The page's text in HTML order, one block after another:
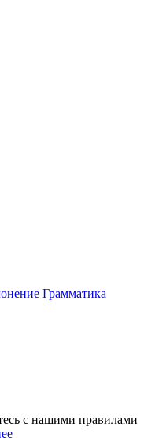
Грамматика
с нашими правилами